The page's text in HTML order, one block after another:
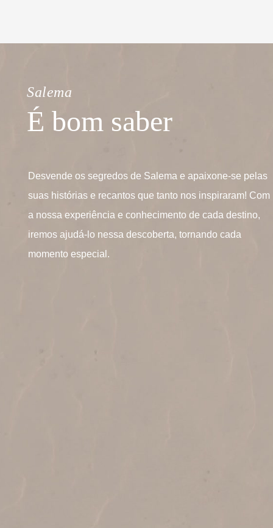
Salema
É bom saber
Desvende os segredos de Salema e apaixone-se pelas
suas histórias e recantos que tanto nos inspiraram! Com
a nossa experiência e conhecimento de cada destino,
iremos ajudá-lo nessa descoberta, tornando cada
momento especial.